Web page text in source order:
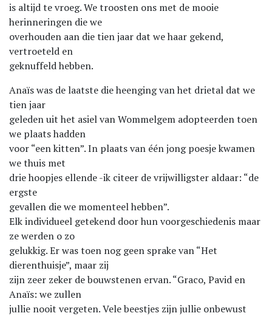
is altijd te vroeg. We troosten ons met de mooie
herinneringen die we
overhouden aan die tien jaar dat we haar gekend,
vertroeteld en
geknuffeld hebben.
Anaïs was de laatste die heenging van het drietal dat we
tien jaar
geleden uit het asiel van Wommelgem adopteerden toen
we plaats hadden
voor “een kitten”. In plaats van één jong poesje kwamen
we thuis met
drie hoopjes ellende -ik citeer de vrijwilligster aldaar: “de
ergste
gevallen die we momenteel hebben”.
Elk individueel getekend door hun voorgeschiedenis maar
ze werden o zo
gelukkig. Er was toen nog geen sprake van “Het
dierenthuisje”, maar zij
zijn zeer zeker de bouwstenen ervan. “Graco, Pavid en
Anaïs: we zullen
jullie nooit vergeten. Vele beestjes zijn jullie onbewust